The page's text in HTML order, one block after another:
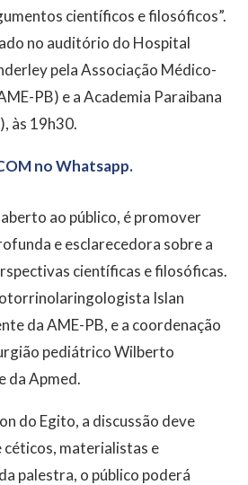
científicos e filosóficos”.
no auditório do Hospital
pela Associação Médico-
PB) e a Academia Paraibana
às 19h30.
no Whatsapp.
ao público, é promover
e esclarecedora sobre a
científicas e filosóficas.
Islan
da AME-PB, e a coordenação
pediátrico Wilberto
da Apmed.
do Egito, a discussão deve
materialistas e
palestra, o público poderá